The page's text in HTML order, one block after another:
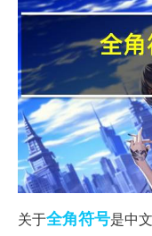
关于全角符号是中